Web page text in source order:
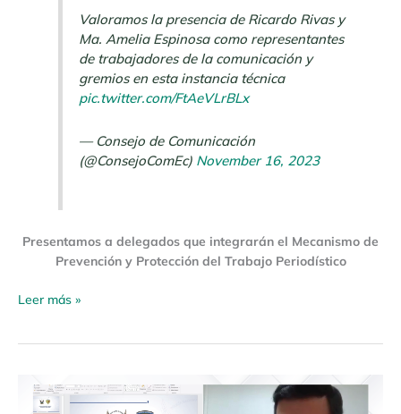
Valoramos la presencia de Ricardo Rivas y
Ma. Amelia Espinosa como representantes
de trabajadores de la comunicación y
gremios en esta instancia técnica
pic.twitter.com/FtAeVLrBLx
— Consejo de Comunicación
(@ConsejoComEc) November 16, 2023
Presentamos a delegados que integrarán el Mecanismo de
Prevención y Protección del Trabajo Periodístico
Leer más »
Boletín